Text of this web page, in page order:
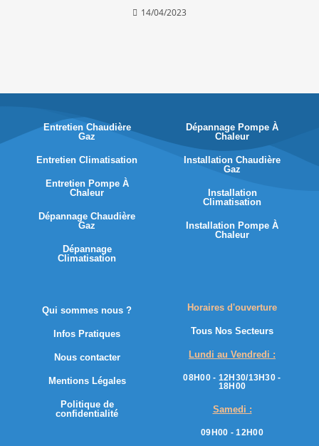
14/04/2023
Entretien Chaudière
Gaz
Entretien Climatisation
Entretien Pompe À
Chaleur
Dépannage Chaudière
Gaz
Dépannage
Climatisation
Dépannage Pompe À
Chaleur
Installation Chaudière
Gaz
Installation
Climatisation
Installation Pompe À
Chaleur
Qui sommes nous ?
Infos Pratiques
Nous contacter
Mentions Légales
Politique de
confidentialité
Horaires d'ouverture
Tous Nos Secteurs
Lundi au Vendredi :
08H00 - 12H30/13H30 -
18H00
Samedi :
09H00 - 12H00